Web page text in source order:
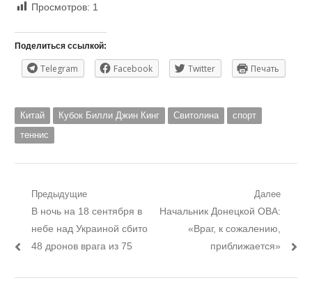
Просмотров: 1
Поделиться ссылкой:
Telegram Facebook Twitter Печать
Китай Кубок Билли Джин Кинг Свитолина
спорт
теннис
Навигация
записям
Предыдущие
Предыдущий
пост:
В ночь на 18 сентября в
небе над Украиной сбито
48 дронов врага из 75
Далее
Следующий
Начальник Донецкой ОВА:
«Враг, к сожалению,
приближается»